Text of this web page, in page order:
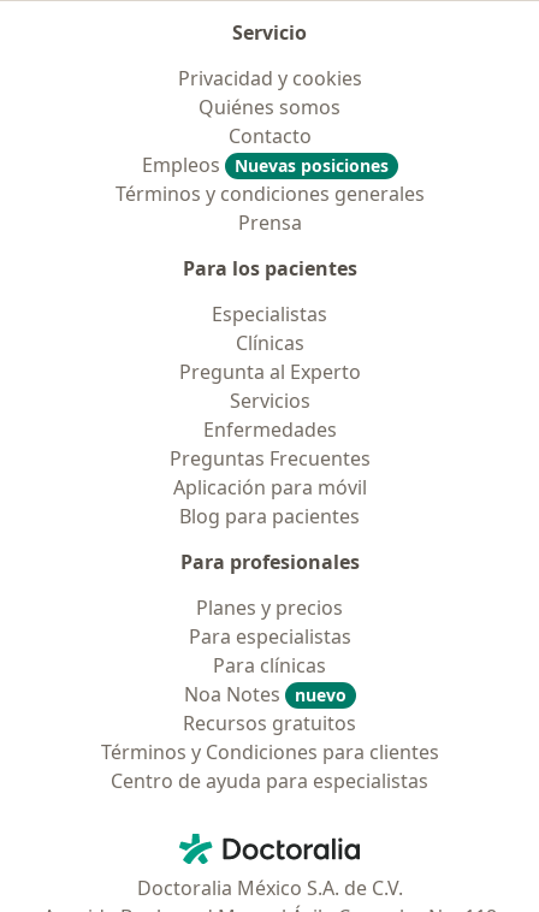
Servicio
Privacidad y cookies
Quiénes somos
Contacto
Empleos
Nuevas posiciones
Términos y condiciones generales
Prensa
Para los pacientes
Especialistas
Clínicas
Pregunta al Experto
Servicios
Enfermedades
Preguntas Frecuentes
Aplicación para móvil
Blog para pacientes
Para profesionales
Planes y precios
Para especialistas
Para clínicas
Noa Notes
nuevo
Recursos gratuitos
Términos y Condiciones para clientes
Centro de ayuda para especialistas
Doctoralia - Página de inicio
Doctoralia México S.A. de C.V.